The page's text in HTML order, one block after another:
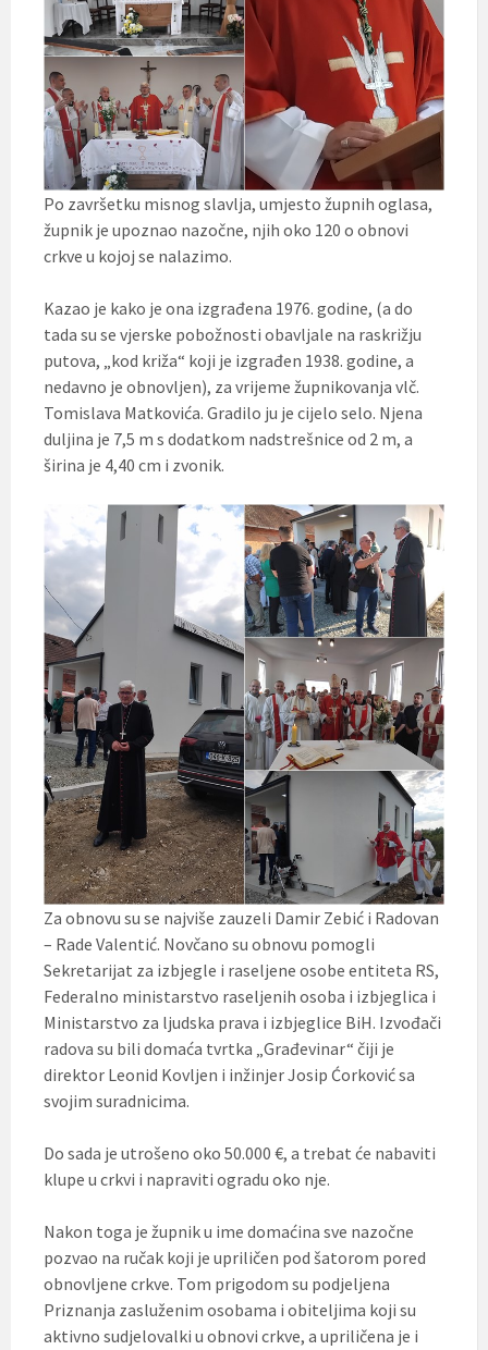
Po završetku misnog slavlja, umjesto župnih oglasa,
župnik je upoznao nazočne, njih oko 120 o obnovi
crkve u kojoj se nalazimo.
Kazao je kako je ona izgrađena 1976. godine, (a do
tada su se vjerske pobožnosti obavljale na raskrižju
putova, „kod križa“ koji je izgrađen 1938. godine, a
nedavno je obnovljen), za vrijeme župnikovanja vlč.
Tomislava Matkovića. Gradilo ju je cijelo selo. Njena
duljina je 7,5 m s dodatkom nadstrešnice od 2 m, a
širina je 4,40 cm i zvonik.
Za obnovu su se najviše zauzeli Damir Zebić i Radovan
– Rade Valentić. Novčano su obnovu pomogli
Sekretarijat za izbjegle i raseljene osobe entiteta RS,
Federalno ministarstvo raseljenih osoba i izbjeglica i
Ministarstvo za ljudska prava i izbjeglice BiH. Izvođači
radova su bili domaća tvrtka „Građevinar“ čiji je
direktor Leonid Kovljen i inžinjer Josip Ćorković sa
svojim suradnicima.
Do sada je utrošeno oko 50.000 €, a trebat će nabaviti
klupe u crkvi i napraviti ogradu oko nje.
Nakon toga je župnik u ime domaćina sve nazočne
pozvao na ručak koji je upriličen pod šatorom pored
obnovljene crkve. Tom prigodom su podjeljena
Priznanja zasluženim osobama i obiteljima koji su
aktivno sudjelovalki u obnovi crkve, a upriličena je i